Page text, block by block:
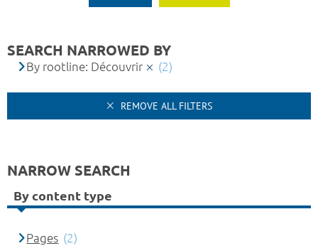
SEARCH NARROWED BY
By rootline: Découvrir (2)
REMOVE ALL FILTERS
NARROW SEARCH
By content type
Pages (2)